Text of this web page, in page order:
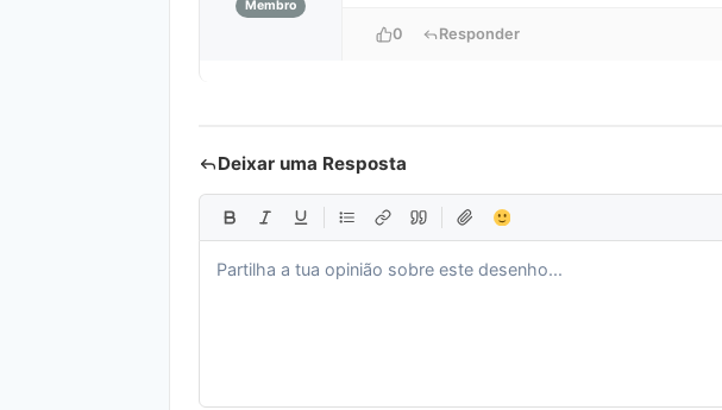
Membro
0 Responder
Deixar uma Resposta